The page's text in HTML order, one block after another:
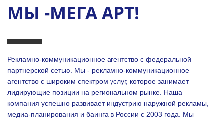
МЫ -МЕГА АРТ!
Рекламно-коммуникационное агентство с федеральной
партнерской сетью. Мы - рекламно-коммуникационное
агентство с широким спектром услуг, которое занимает
лидирующие позиции на региональном рынке. Наша
компания успешно развивает индустрию наружной рекламы,
медиа-планирования и баинга в России с 2003 года. Мы